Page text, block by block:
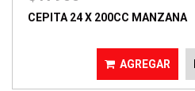
CEPITA 24 X 200CC MANZANA
AGREGAR